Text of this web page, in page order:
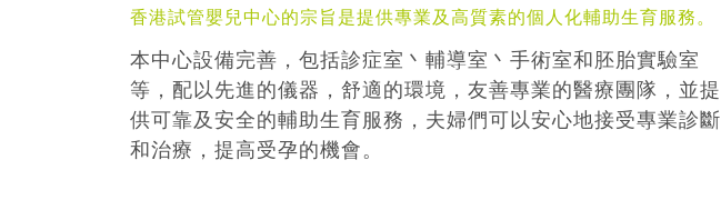
香港試管嬰兒中心的宗旨是提供專業及高質素的個人化輔助生育服務。
本中心設備完善，包括診症室丶輔導室丶手術室和胚胎實驗室
等，配以先進的儀器，舒適的環境，友善專業的醫療團隊，並提
供可靠及安全的輔助生育服務，夫婦們可以安心地接受專業診斷
和治療，提高受孕的機會。